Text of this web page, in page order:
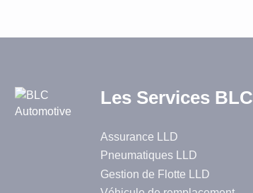
Les Services BLC
Assurance LLD
Pneumatiques LLD
Gestion de Flotte LLD